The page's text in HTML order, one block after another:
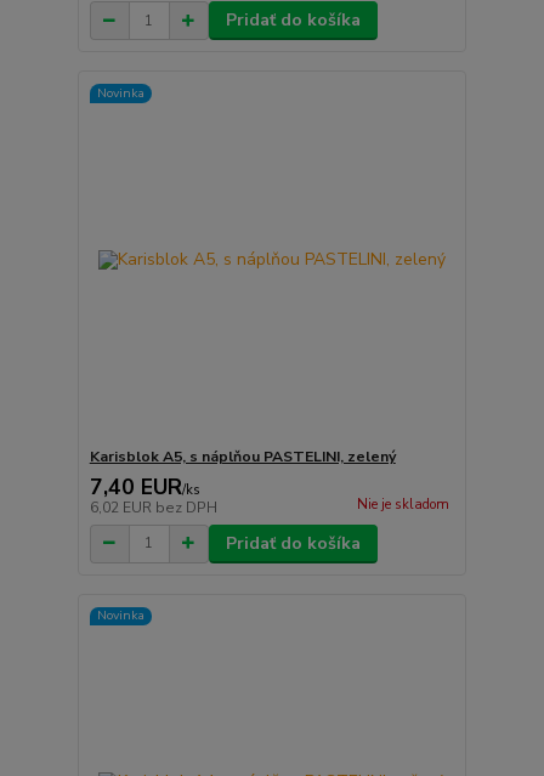
Pridať do košíka
Novinka
Karisblok A5, s náplňou PASTELINI, zelený
7,40 EUR/ks
6,02 EUR bez DPH Nie je skladom
Pridať do košíka
Novinka